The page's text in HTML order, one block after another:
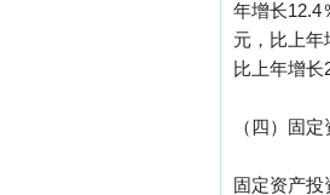
年增长12.4
元，比上年
比上年增长
（四）固
固定资产投